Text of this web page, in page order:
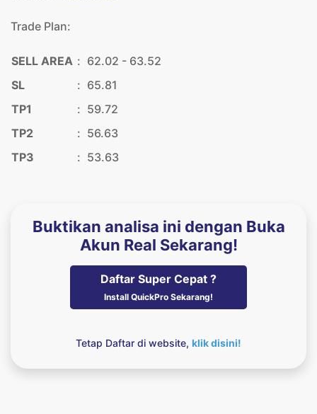
Trade Plan:
SELL AREA : 62.02 - 63.52
SL
: 65.81
TP1
: 59.72
TP2
: 56.63
TP3
: 53.63
Buktikan analisa ini dengan Buka
Akun Real Sekarang!
Daftar Super Cepat ?
Install QuickPro Sekarang!
Tetap Daftar di website, klik disini!